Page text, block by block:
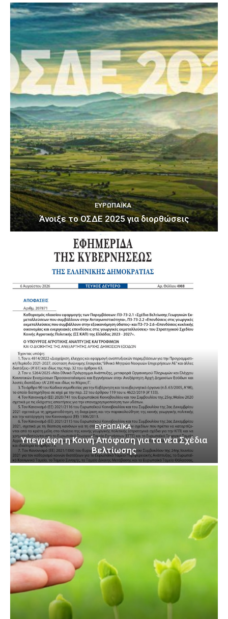
ΕΥΡΩΠΑΪΚΆ
Άνοιξε το ΟΣΔΕ 2025 για διορθώσεις
ΕΥΡΩΠΑΪΚΆ
Υπεγράφη η Κοινή Απόφαση για τα νέα Σχέδια
Βελτίωσης